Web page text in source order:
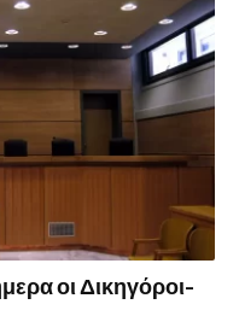
οι Δικηγόροι-